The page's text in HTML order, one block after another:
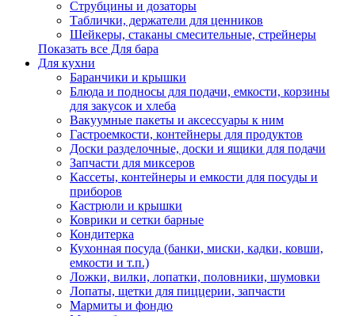
Струбцины и дозаторы
Таблички, держатели для ценников
Шейкеры, стаканы смесительные, стрейнеры
Показать все Для бара
Для кухни
Баранчики и крышки
Блюда и подносы для подачи, емкости, корзины
для закусок и хлеба
Вакуумные пакеты и аксессуары к ним
Гастроемкости, контейнеры для продуктов
Доски разделочные, доски и ящики для подачи
Запчасти для миксеров
Кассеты, контейнеры и емкости для посуды и
приборов
Кастрюли и крышки
Коврики и сетки барные
Кондитерка
Кухонная посуда (банки, миски, кадки, ковши,
емкости и т.п.)
Ложки, вилки, лопатки, половники, шумовки
Лопаты, щетки для пиццерии, запчасти
Мармиты и фондю